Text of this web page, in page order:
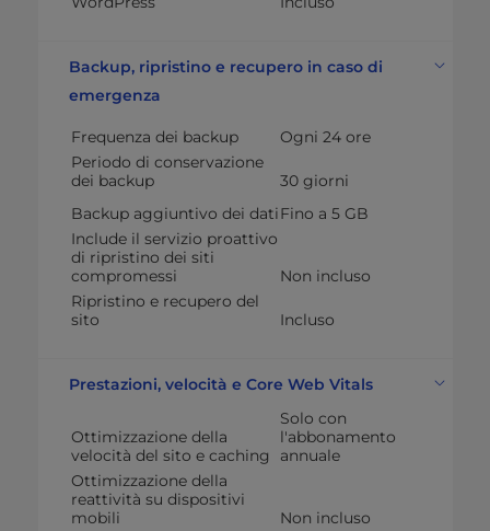
Backup, ripristino e recupero in caso di
emergenza
Frequenza dei backup
Ogni 24 ore
Periodo di conservazione
dei backup
30 giorni
Backup aggiuntivo dei datiFino a 5 GB
Include il servizio proattivo
di ripristino dei siti
compromessi
Non incluso
Ripristino e recupero del
sito
Incluso
Prestazioni, velocità e Core Web Vitals
Ottimizzazione della
velocità del sito e caching
Solo con
l'abbonamento
annuale
Ottimizzazione della
reattività su dispositivi
mobili
Non incluso